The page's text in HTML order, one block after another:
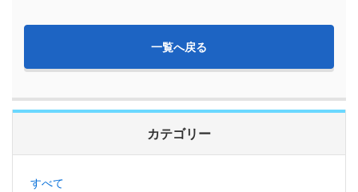
一覧へ戻る
カテゴリー
すべて